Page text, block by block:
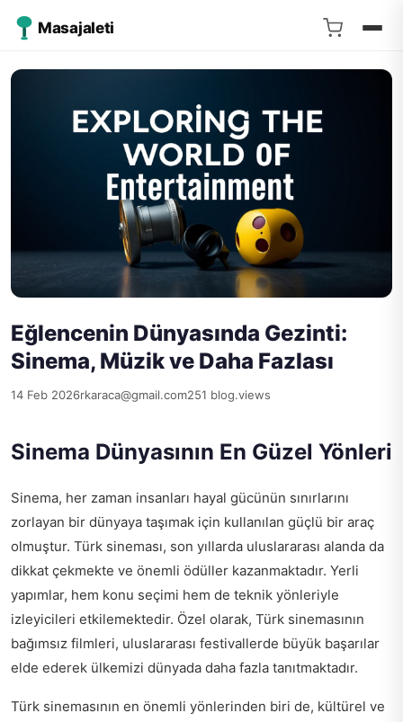
Masajaleti
Eğlencenin Dünyasında Gezinti:
Sinema, Müzik ve Daha Fazlası
14 Feb 2026rkaraca@gmail.com251 blog.views
Sinema Dünyasının En Güzel Yönleri
Sinema, her zaman insanları hayal gücünün sınırlarını
zorlayan bir dünyaya taşımak için kullanılan güçlü bir araç
olmuştur. Türk sineması, son yıllarda uluslararası alanda da
dikkat çekmekte ve önemli ödüller kazanmaktadır. Yerli
yapımlar, hem konu seçimi hem de teknik yönleriyle
izleyicileri etkilemektedir. Özel olarak, Türk sinemasının
bağımsız filmleri, uluslararası festivallerde büyük başarılar
elde ederek ülkemizi dünyada daha fazla tanıtmaktadır.
Türk sinemasının en önemli yönlerinden biri de, kültürel ve